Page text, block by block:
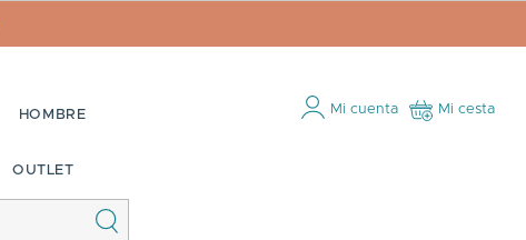
HOMBRE
OUTLET
Mi cuenta Mi cesta